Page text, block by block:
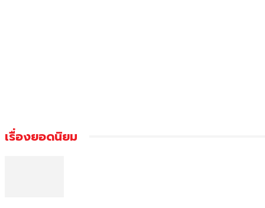
เรื่องยอดนิยม